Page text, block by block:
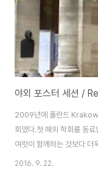
2009년에 폴란드
회였다.첫 해외 학회를 동
여럿이 함께하는 것보다 더
있다. 제네바에서 있었던
2016. 9. 22.